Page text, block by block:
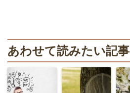
あわせて読みたい記事